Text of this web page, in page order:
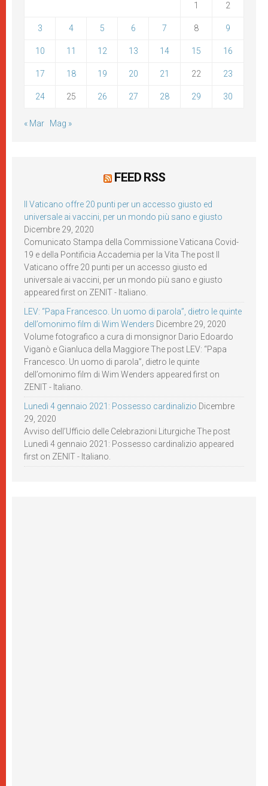
1 2
3 4 5 6 7 8 9
10 11 12 13 14 15 16
17 18 19 20 21 22 23
24 25 26 27 28 29 30
« Mar Mag »
FEED RSS
Il Vaticano offre 20 punti per un accesso giusto ed
universale ai vaccini, per un mondo più sano e giusto
Dicembre 29, 2020
Comunicato Stampa della Commissione Vaticana Covid-
19 e della Pontificia Accademia per la Vita The post Il
Vaticano offre 20 punti per un accesso giusto ed
universale ai vaccini, per un mondo più sano e giusto
appeared first on ZENIT - Italiano.
LEV: “Papa Francesco. Un uomo di parola”, dietro le quinte
dell’omonimo film di Wim Wenders Dicembre 29, 2020
Volume fotografico a cura di monsignor Dario Edoardo
Viganò e Gianluca della Maggiore The post LEV: “Papa
Francesco. Un uomo di parola”, dietro le quinte
dell’omonimo film di Wim Wenders appeared first on
ZENIT - Italiano.
Lunedì 4 gennaio 2021: Possesso cardinalizio Dicembre
29, 2020
Avviso dell’Ufficio delle Celebrazioni Liturgiche The post
Lunedì 4 gennaio 2021: Possesso cardinalizio appeared
first on ZENIT - Italiano.